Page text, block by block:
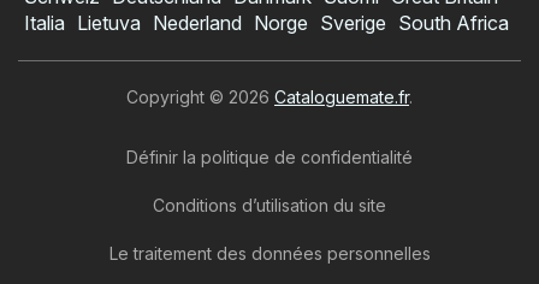
Italia Lietuva Nederland Norge Sverige South Africa
Copyright © 2026 Cataloguemate.fr.
Définir la politique de confidentialité
Conditions d’utilisation du site
Le traitement des données personnelles